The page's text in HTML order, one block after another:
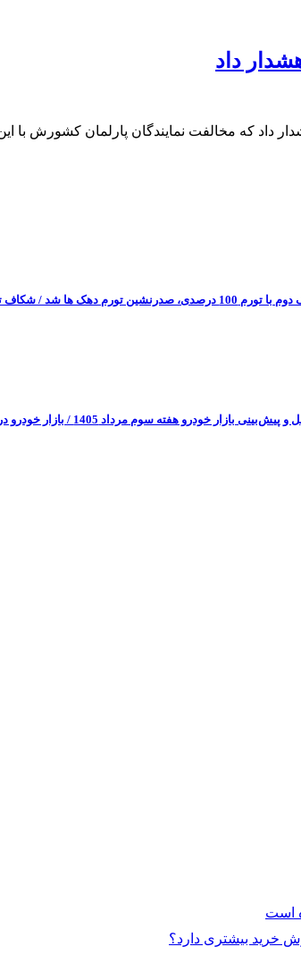
داد
داد که مخالفت نمایندگان پارلمان کشورش با
صدرنشین تورم دهک ها شد / شکاف تورمی میان دهک‌ها به 9.6 درصد رسید + اینفوگرافی
پیش‌بینی بازار خودرو هفته سوم مرداد 1405 / بازار خودرو در پیچ بلاتکلیفی
است